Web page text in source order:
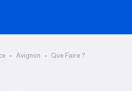
Avignon
Que Faire ?